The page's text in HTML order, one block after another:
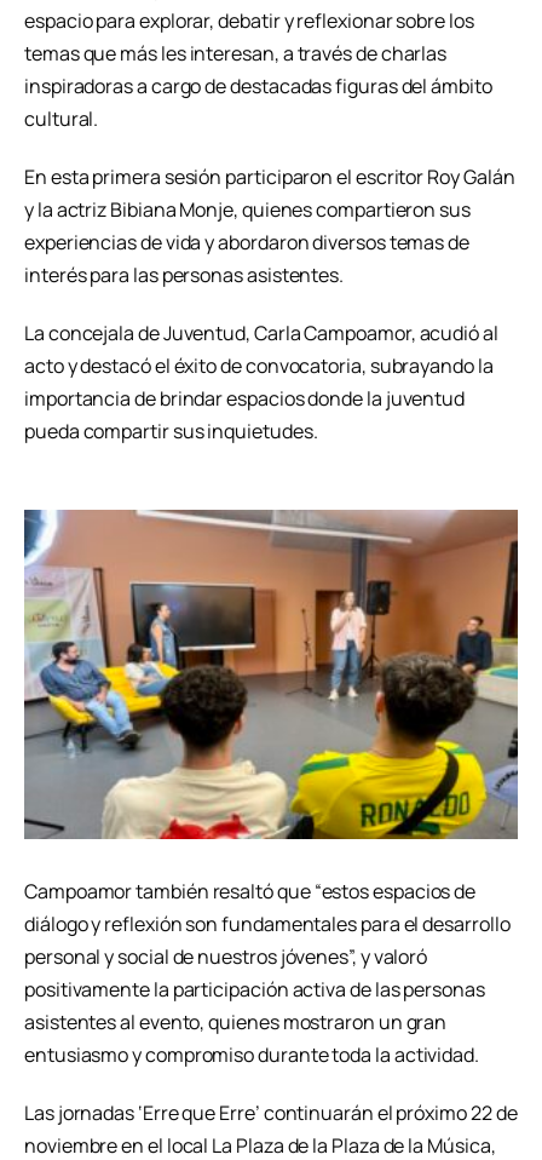
espacio para explorar, debatir y reflexionar sobre los
temas que más les interesan, a través de charlas
inspiradoras a cargo de destacadas figuras del ámbito
cultural.
En esta primera sesión participaron el escritor Roy Galán
y la actriz Bibiana Monje, quienes compartieron sus
experiencias de vida y abordaron diversos temas de
interés para las personas asistentes.
La concejala de Juventud, Carla Campoamor, acudió al
acto y destacó el éxito de convocatoria, subrayando la
importancia de brindar espacios donde la juventud
pueda compartir sus inquietudes.
Campoamor también resaltó que “estos espacios de
diálogo y reflexión son fundamentales para el desarrollo
personal y social de nuestros jóvenes”, y valoró
positivamente la participación activa de las personas
asistentes al evento, quienes mostraron un gran
entusiasmo y compromiso durante toda la actividad.
Las jornadas ‘Erre que Erre’ continuarán el próximo 22 de
noviembre en el local La Plaza de la Plaza de la Música,